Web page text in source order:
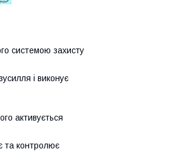
системою захисту
і виконує
активується
та контролює